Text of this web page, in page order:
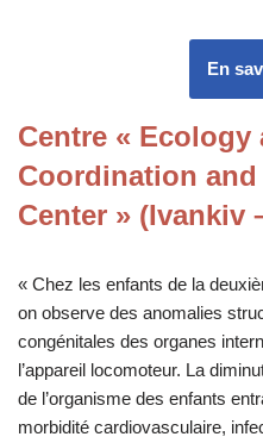
En
Centre « Ecology
Coordination
Center » (Ivankiv
« Chez les enfants de la
on observe des anomalies
congénitales des organes
l’appareil locomoteur. La
de l’organisme des enfants
morbidité cardiovasculaire,